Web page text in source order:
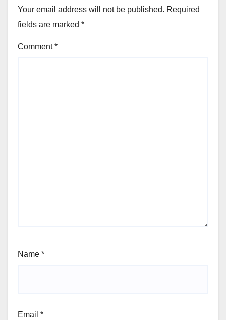
Your email address will not be published. Required
fields are marked *
Comment*
Name *
Email *